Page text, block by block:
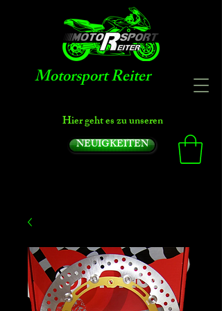
Motorsport Reiter
Hier geht es zu unseren
NEUIGKEITEN